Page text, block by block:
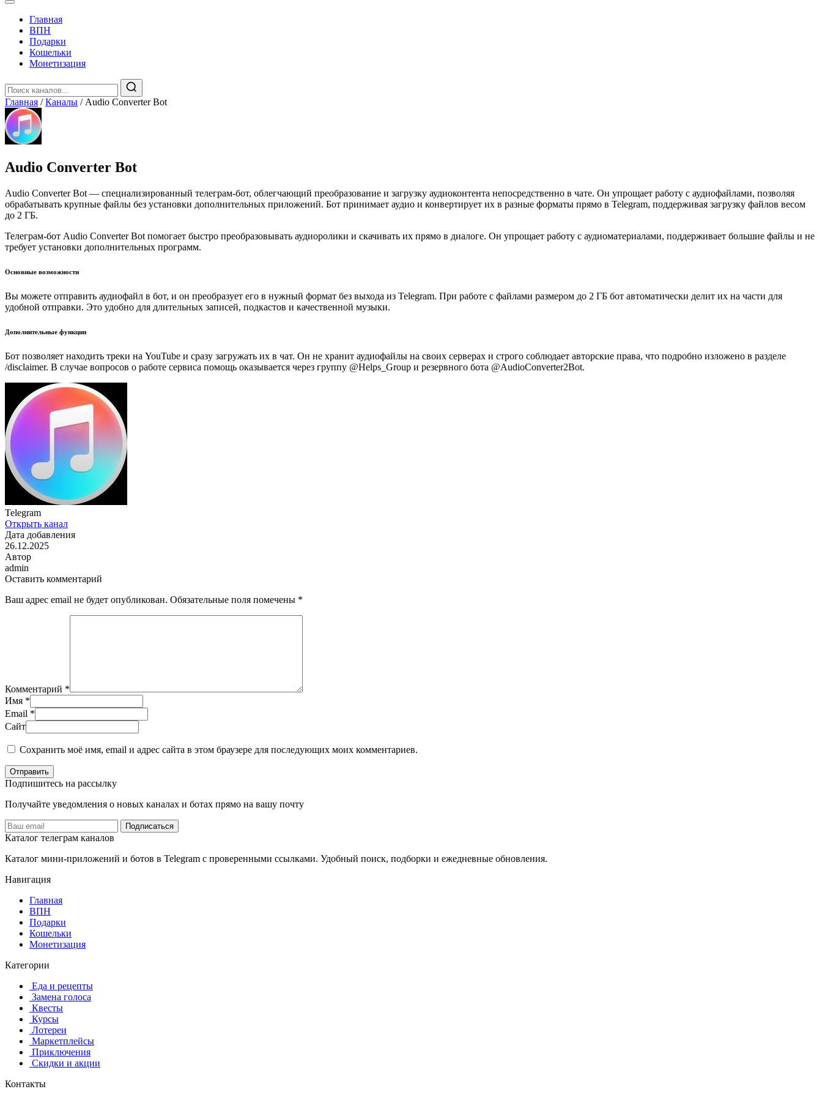
Главная
️ВПН
Подарки
Кошельки
Монетизация
Главная / Каналы / Audio Converter Bot
Audio Converter Bot
Audio Converter Bot — специализированный телеграм-бот, облегчающий преобразование и загрузку аудиоконтента непосредственно в чате. Он упрощает работу с аудиофайлами, позволяя
обрабатывать крупные файлы без установки дополнительных приложений. Бот принимает аудио и конвертирует их в разные форматы прямо в Telegram, поддерживая загрузку файлов весом
до 2 ГБ.
Телеграм-бот Audio Converter Bot помогает быстро преобразовывать аудиоролики и скачивать их прямо в диалоге. Он упрощает работу с аудиоматериалами, поддерживает большие файлы и не
требует установки дополнительных программ.
Основные возможности
Вы можете отправить аудиофайл в бот, и он преобразует его в нужный формат без выхода из Telegram. При работе с файлами размером до 2 ГБ бот автоматически делит их на части для
удобной отправки. Это удобно для длительных записей, подкастов и качественной музыки.
Дополнительные функции
Бот позволяет находить треки на YouTube и сразу загружать их в чат. Он не хранит аудиофайлы на своих серверах и строго соблюдает авторские права, что подробно изложено в разделе
/disclaimer. В случае вопросов о работе сервиса помощь оказывается через группу @Helps_Group и резервного бота @AudioConverter2Bot.
Telegram
Открыть канал
Дата добавления
26.12.2025
Автор
admin
Оставить комментарий
Ваш адрес email не будет опубликован. Обязательные поля помечены *
Комментарий *
Имя *
Email *
Сайт
Сохранить моё имя, email и адрес сайта в этом браузере для последующих моих комментариев.
Отправить
Подпишитесь на рассылку
Получайте уведомления о новых каналах и ботаx прямо на вашу почту
Подписаться
Каталог телеграм каналов
Каталог мини-приложений и ботов в Telegram с проверенными ссылками. Удобный поиск, подборки и ежедневные обновления.
Навигация
Главная
️ВПН
Подарки
Кошельки
Монетизация
Категории
️ ️Еда и рецепты
️ Замена голоса
️ Квесты
‍ Курсы
️ Лотереи
️ Маркетплейсы
️ Приключения
️ Скидки и акции
Контакты